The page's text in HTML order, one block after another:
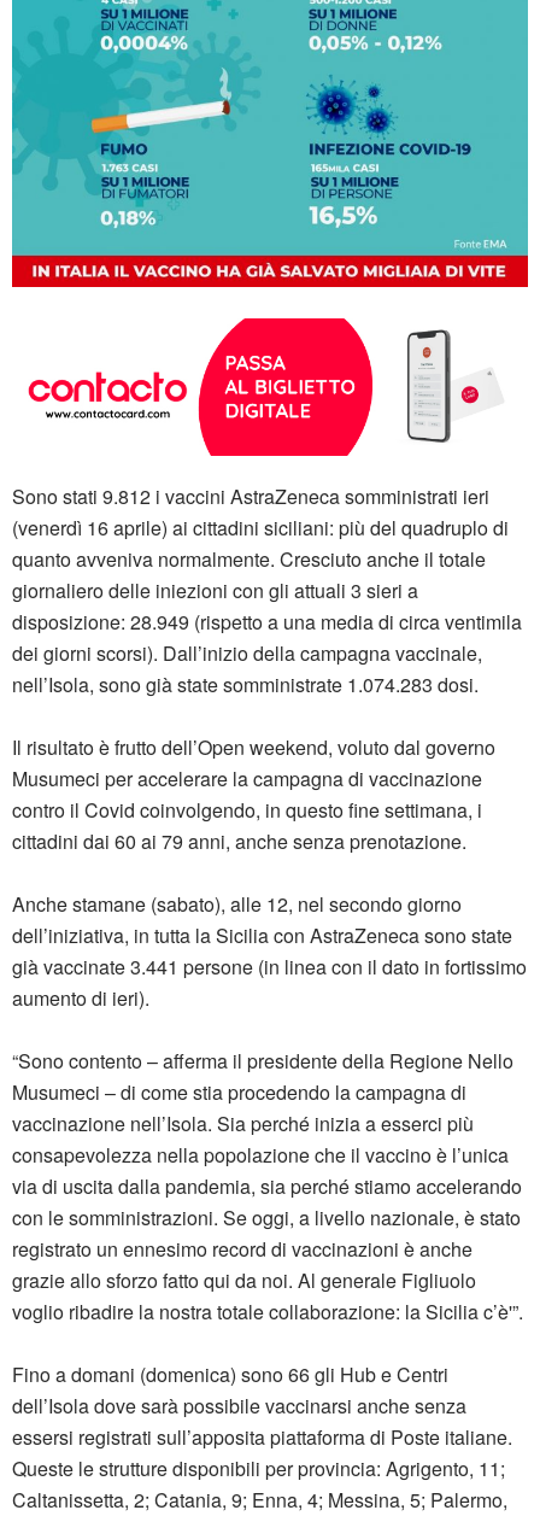
Sono stati 9.812 i vaccini AstraZeneca somministrati ieri
(venerdì 16 aprile) ai cittadini siciliani: più del quadruplo di
quanto avveniva normalmente. Cresciuto anche il totale
giornaliero delle iniezioni con gli attuali 3 sieri a
disposizione: 28.949 (rispetto a una media di circa ventimila
dei giorni scorsi). Dall’inizio della campagna vaccinale,
nell’Isola, sono già state somministrate 1.074.283 dosi.
Il risultato è frutto dell’Open weekend, voluto dal governo
Musumeci per accelerare la campagna di vaccinazione
contro il Covid coinvolgendo, in questo fine settimana, i
cittadini dai 60 ai 79 anni, anche senza prenotazione.
Anche stamane (sabato), alle 12, nel secondo giorno
dell’iniziativa, in tutta la Sicilia con AstraZeneca sono state
già vaccinate 3.441 persone (in linea con il dato in fortissimo
aumento di ieri).
“Sono contento – afferma il presidente della Regione Nello
Musumeci – di come stia procedendo la campagna di
vaccinazione nell’Isola. Sia perché inizia a esserci più
consapevolezza nella popolazione che il vaccino è l’unica
via di uscita dalla pandemia, sia perché stiamo accelerando
con le somministrazioni. Se oggi, a livello nazionale, è stato
registrato un ennesimo record di vaccinazioni è anche
grazie allo sforzo fatto qui da noi. Al generale Figliuolo
voglio ribadire la nostra totale collaborazione: la Sicilia c’è'”.
Fino a domani (domenica) sono 66 gli Hub e Centri
dell’Isola dove sarà possibile vaccinarsi anche senza
essersi registrati sull’apposita piattaforma di Poste italiane.
Queste le strutture disponibili per provincia: Agrigento, 11;
Caltanissetta, 2; Catania, 9; Enna, 4; Messina, 5; Palermo,